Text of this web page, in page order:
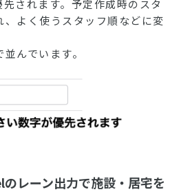
されます。予定作成時のスタ
、よく使うスタッフ順などに変
んでいます。
レーン出力で施設・居宅を